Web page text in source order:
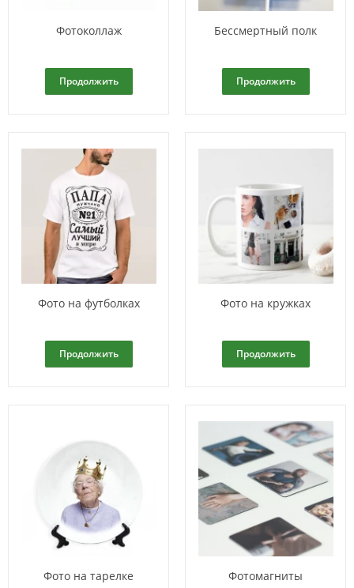
Фотоколлаж
Продолжить
Бессмертный полк
Продолжить
Фото на футболках
Продолжить
Фото на кружках
Продолжить
Фото на тарелке Фотомагниты